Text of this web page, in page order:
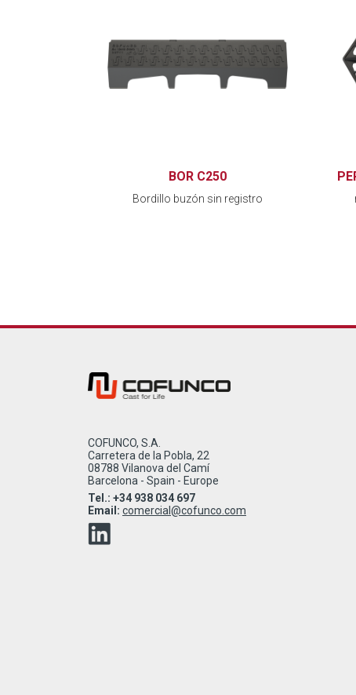
BOR C250
Bordillo buzón sin registro
COFUNCO, S.A.
Carretera de la Pobla, 22
08788 Vilanova del Camí
Barcelona - Spain - Europe
Tel.: +34 938 034 697
Email: comercial@cofunco.com